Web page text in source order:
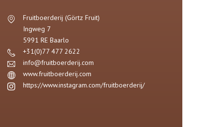
Fruitboerderij (Görtz Fruit)
Ingweg 7
5991 RE Baarlo
+31(0)77 477 2622
info@fruitboerderij.com
www.fruitboerderij.com
https://www.instagram.com/fruitboerderij/